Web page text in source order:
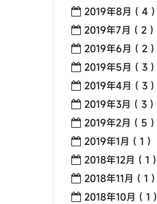
2019年8月 ( 4 )
2019年7月 ( 2 )
2019年6月 ( 2 )
2019年5月 ( 3 )
2019年4月 ( 3 )
2019年3月 ( 3 )
2019年2月 ( 5 )
2019年1月 ( 1 )
2018年12月 ( 1 )
2018年11月 ( 1 )
2018年10月 ( 1 )